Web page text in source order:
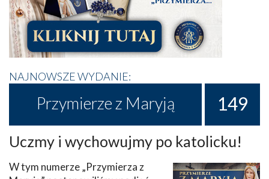
NAJNOWSZE WYDANIE:
Przymierze z Maryją 149
Uczmy i wychowujmy po katolicku!
W tym numerze „Przymierza z